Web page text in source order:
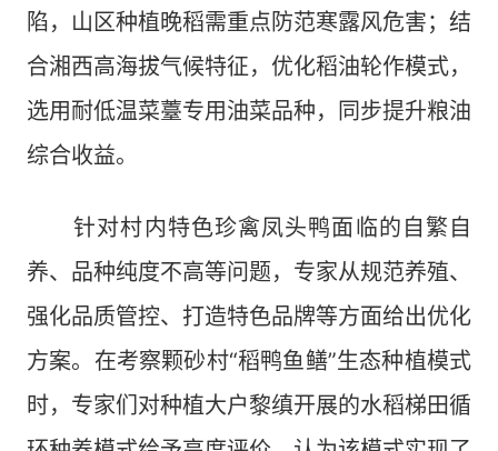
陷，山区种植晚稻需重点防范寒露风危害；结
合湘西高海拔气候特征，优化稻油轮作模式，
选用耐低温菜薹专用油菜品种，同步提升粮油
综合收益。
针对村内特色珍禽凤头鸭面临的自繁自
养、品种纯度不高等问题，专家从规范养殖、
强化品质管控、打造特色品牌等方面给出优化
方案。在考察颗砂村“稻鸭鱼鳝”生态种植模式
时，专家们对种植大户黎缜开展的水稻梯田循